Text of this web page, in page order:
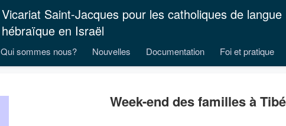
Vicariat Saint-Jacques pour les catholiques de langue
hébraïque en Israël
Qui sommes nous? Nouvelles Documentation Foi et pratique
Week-end des familles à